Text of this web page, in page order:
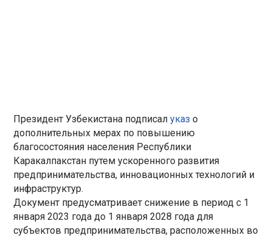
Президент Узбекистана подписалуказо
дополнительных мерах по повышению
благосостояния населения Республики
Каракалпакстан путем ускоренного развития
предпринимательства, инновационных технологий и
инфраструктур.
Документ предусматривает снижение в период с 1
января 2023 года до 1 января 2028 года для
субъектов предпринимательства, расположенных во